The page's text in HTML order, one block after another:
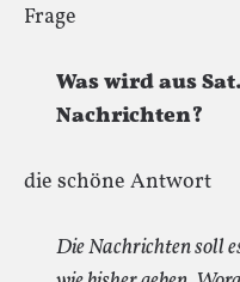
Frage
Was wird aus
Nachrichten?
die schöne Antwort
Die Nachrichten soll